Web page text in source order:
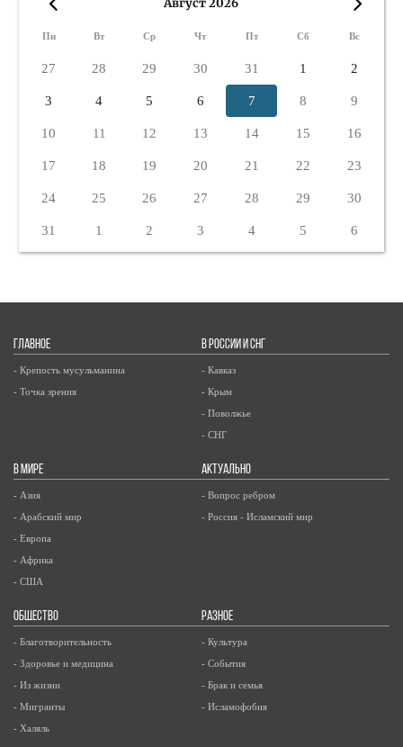
Пн Вт Ср Чт Пт Сб Вс
27 28 29 30 31 1 2
3 4 5 6 7 8 9
10 11 12 13 14 15 16
17 18 19 20 21 22 23
24 25 26 27 28 29 30
31 1 2 3 4 5 6
ГЛАВНОЕ
- Крепость мусульманина
- Точка зрения
В РОССИИ И СНГ
- Кавказ
- Крым
- Поволжье
- СНГ
В МИРЕ
- Азия
- Арабский мир
- Европа
- Африка
- США
АКТУАЛЬНО
- Вопрос ребром
- Россия - Исламский мир
ОБЩЕСТВО
- Благотворительность
- Здоровье и медицина
- Из жизни
- Мигранты
- Халяль
РАЗНОЕ
- Культура
- События
- Брак и семья
- Исламофобия